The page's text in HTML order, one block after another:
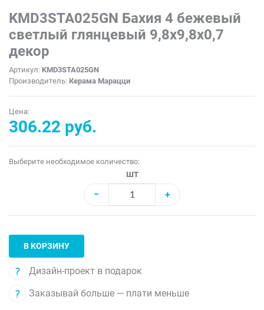
KMD3STA025GN Бахия 4 бежевый
светлый глянцевый 9,8x9,8x0,7
декор
Артикул: KMD3STA025GN
Производитель: Керама Марацци
Цена:
306.22 руб.
Выберите необходимое количество:
шт
−
+
В КОРЗИНУ
Дизайн-проект в подарок
Заказывай больше — плати меньше